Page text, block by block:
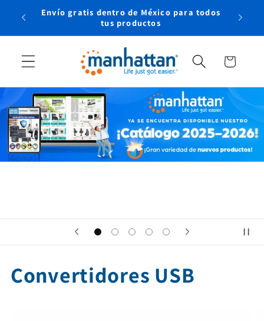
directamente
Envío gratis dentro de México para todos
tus productos
Carrito
Convertidores USB